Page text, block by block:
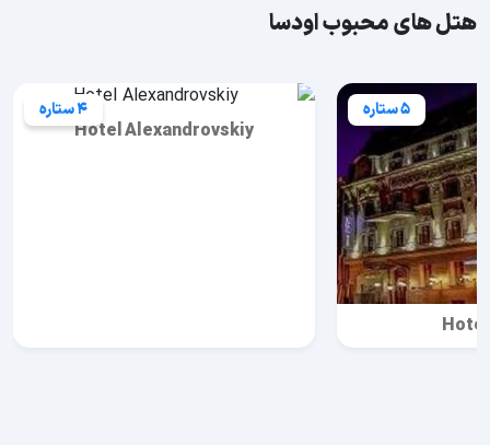
هتل های محبوب اودسا
5 ستاره 4 ستاره
Hotel Alexandrovskiy